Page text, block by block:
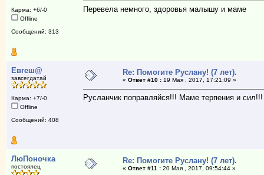
Карма: +6/-0
Offline
Сообщений: 313
Перевела немного, здоровья малышу и маме
Евгеш@
завсегдатай
Карма: +7/-0
Offline
Сообщений: 408
Re: Помогите Руслану! (7 лет).
« Ответ #10 :19 Мая , 2017, 17:21:09 »
Русланчик поправляйся!!! Маме терпения и
ЛюПоночка
постоялец
Re: Помогите Руслану! (7 лет).
« Ответ #11 :20 Мая , 2017, 09:54:44 »